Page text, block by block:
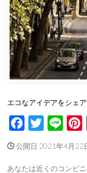
エコなアイデアをシェ
Facebook
公開日 2021年4月22
あなたは近くのコンビ